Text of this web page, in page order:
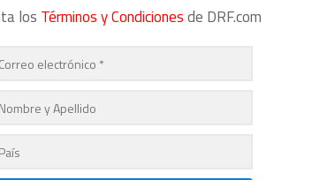
los Términos y Condicionesde DRF.com